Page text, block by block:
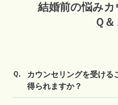
結婚前の悩み
Ｑ＆
Ｑ,
カウンセリングを受ける
得られますか？